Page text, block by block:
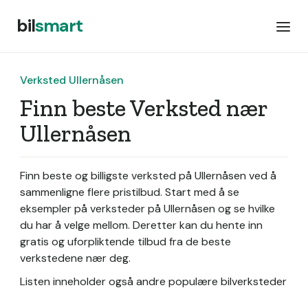
bilsmart
Verksted Ullernåsen
Finn beste Verksted nær
Ullernåsen
Finn beste og billigste verksted på Ullernåsen ved å
sammenligne flere pristilbud. Start med å se
eksempler på verksteder på Ullernåsen og se hvilke
du har å velge mellom. Deretter kan du hente inn
gratis og uforpliktende tilbud fra de beste
verkstedene nær deg.
Listen inneholder også andre populære bilverksteder